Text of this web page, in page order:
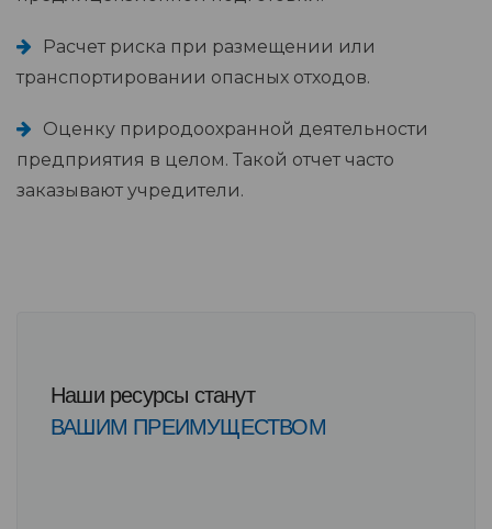
Расчет риска при размещении или
транспортировании опасных отходов.
Оценку природоохранной деятельности
предприятия в целом. Такой отчет часто
заказывают учредители.
Наши ресурсы станут
ВАШИМ ПРЕИМУЩЕСТВОМ